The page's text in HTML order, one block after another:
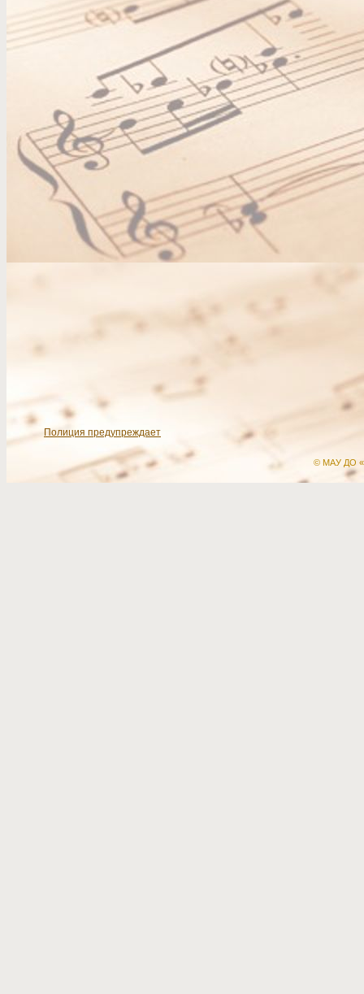
Полиция предупреждает
© МАУ ДО